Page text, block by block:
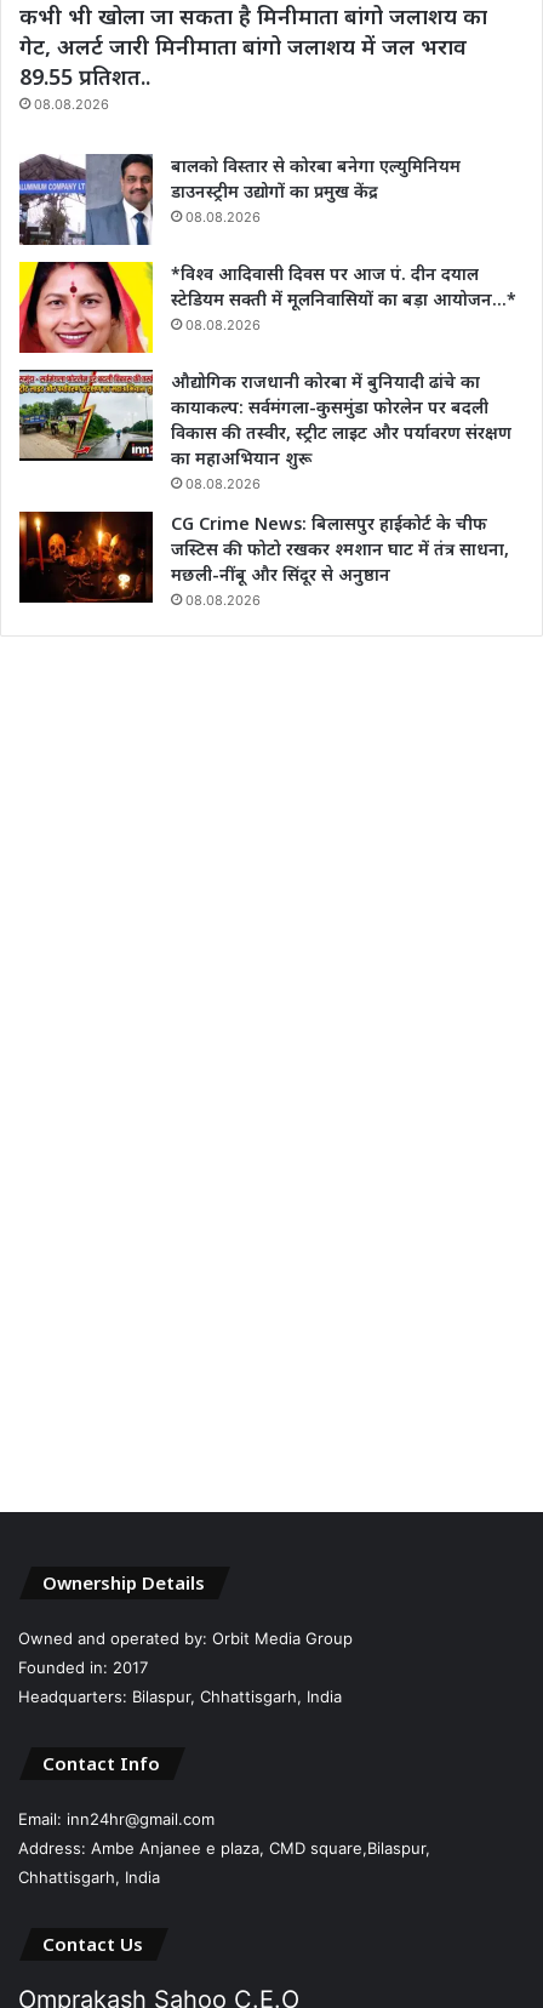
कभी भी खोला जा सकता है मिनीमाता बांगो जलाशय का
गेट, अलर्ट जारी मिनीमाता बांगो जलाशय में जल भराव
89.55 प्रतिशत..
08.08.2026
बालको विस्तार से कोरबा बनेगा एल्युमिनियम
डाउनस्ट्रीम उद्योगों का प्रमुख केंद्र
08.08.2026
*विश्व आदिवासी दिवस पर आज पं. दीन दयाल
स्टेडियम सक्ती में मूलनिवासियों का बड़ा आयोजन…*
08.08.2026
औद्योगिक राजधानी कोरबा में बुनियादी ढांचे का
कायाकल्प: सर्वमंगला-कुसमुंडा फोरलेन पर बदली
विकास की तस्वीर, स्ट्रीट लाइट और पर्यावरण संरक्षण
का महाअभियान शुरू
08.08.2026
CG Crime News: बिलासपुर हाईकोर्ट के चीफ
जस्टिस की फोटो रखकर श्मशान घाट में तंत्र साधना,
मछली-नींबू और सिंदूर से अनुष्ठान
08.08.2026
Ownership Details
Owned and operated by: Orbit Media Group
Founded in: 2017
Headquarters: Bilaspur, Chhattisgarh, India
Contact Info
Email: inn24hr@gmail.com
Address: Ambe Anjanee e plaza, CMD square,Bilaspur,
Chhattisgarh, India
Contact Us
Omprakash Sahoo C.E.O